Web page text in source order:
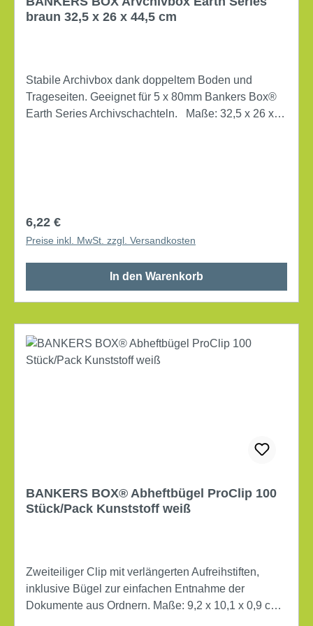
braun 32,5 x 26 x 44,5 cm
Stabile Archivbox dank doppeltem Boden und
Trageseiten. Geeignet für 5 x 80mm Bankers Box®
Earth Series Archivschachteln. Maße: 32,5 x 26 x
Regulärer Preis:
6,22 €
Preise inkl. MwSt. zzgl. Versandkosten
In den Warenkorb
BANKERS BOX® Abheftbügel ProClip 100
Stück/Pack Kunststoff weiß
Zweiteiliger Clip mit verlängerten Aufreihstiften,
inklusive Bügel zur einfachen Entnahme der
Dokumente aus Ordnern. Maße: 9,2 x 10,1 x 0,9 cm